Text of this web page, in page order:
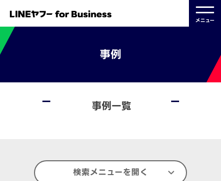
メニュー
事例
事例一覧
検索メニューを開く